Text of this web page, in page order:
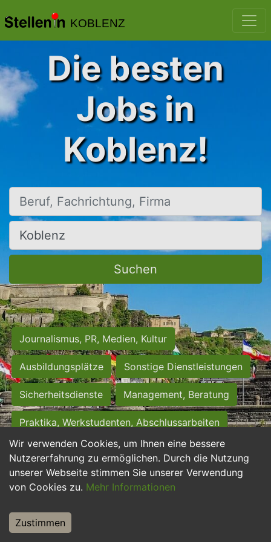
KOBLENZ
Wir verwenden Cookies, um Ihnen eine bessere
Nutzererfahrung zu ermöglichen. Durch die Nutzung
unserer Webseite stimmen Sie unserer Verwendung
von Cookies zu. Mehr Informationen
Zustimmen
Die besten
Jobs in
Koblenz!
Beruf, Fachrichtung, Firma
Ort, Stadt
Suchen
Journalismus, PR, Medien, Kultur
Ausbildungsplätze Sonstige Dienstleistungen
Sicherheitsdienste Management, Beratung
Praktika, Werkstudenten, Abschlussarbeiten
Personalwesen Assistenz, Sekretariat
Hilfskräfte, Aushilfs- und Nebenjobs
Weiterbildung, Studium, duale Ausbildung